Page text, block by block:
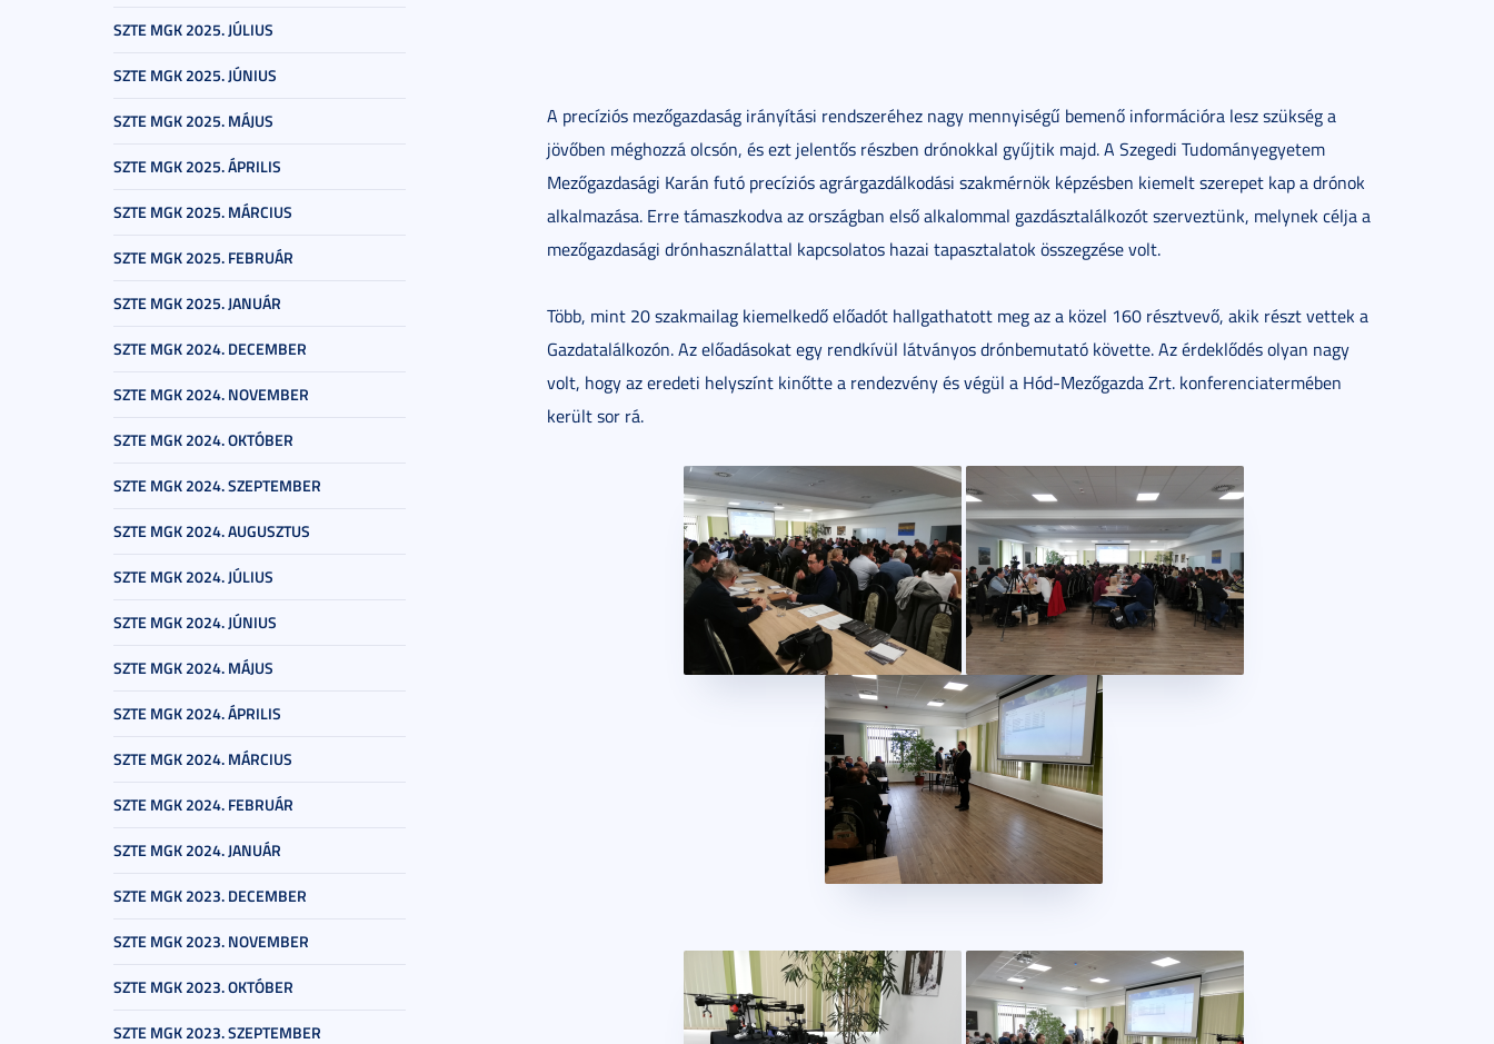
SZTE MGK 2025. JÚLIUS
SZTE MGK 2025. JÚNIUS
SZTE MGK 2025. MÁJUS
SZTE MGK 2025. ÁPRILIS
SZTE MGK 2025. MÁRCIUS
SZTE MGK 2025. FEBRUÁR
SZTE MGK 2025. JANUÁR
SZTE MGK 2024. DECEMBER
SZTE MGK 2024. NOVEMBER
SZTE MGK 2024. OKTÓBER
SZTE MGK 2024. SZEPTEMBER
SZTE MGK 2024. AUGUSZTUS
SZTE MGK 2024. JÚLIUS
SZTE MGK 2024. JÚNIUS
SZTE MGK 2024. MÁJUS
SZTE MGK 2024. ÁPRILIS
SZTE MGK 2024. MÁRCIUS
SZTE MGK 2024. FEBRUÁR
SZTE MGK 2024. JANUÁR
SZTE MGK 2023. DECEMBER
SZTE MGK 2023. NOVEMBER
SZTE MGK 2023. OKTÓBER
SZTE MGK 2023. SZEPTEMBER
A precíziós mezőgazdaság irányítási rendszeréhez nagy mennyiségű bemenő információra lesz szükség a
jövőben méghozzá olcsón, és ezt jelentős részben drónokkal gyűjtik majd. A Szegedi Tudományegyetem
Mezőgazdasági Karán futó precíziós agrárgazdálkodási szakmérnök képzésben kiemelt szerepet kap a drónok
alkalmazása. Erre támaszkodva az országban első alkalommal gazdásztalálkozót szerveztünk, melynek célja a
mezőgazdasági drónhasználattal kapcsolatos hazai tapasztalatok összegzése volt.
Több, mint 20 szakmailag kiemelkedő előadót hallgathatott meg az a közel 160 résztvevő, akik részt vettek a
Gazdatalálkozón. Az előadásokat egy rendkívül látványos drónbemutató követte. Az érdeklődés olyan nagy
volt, hogy az eredeti helyszínt kinőtte a rendezvény és végül a Hód-Mezőgazda Zrt. konferenciatermében
került sor rá.